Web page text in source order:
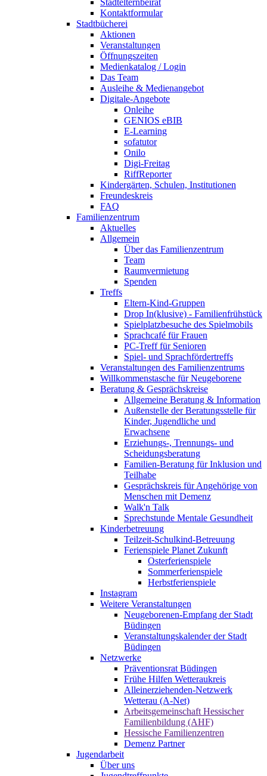
Stadtelternbeirat
Kontaktformular
Stadtbücherei
Aktionen
Veranstaltungen
Öffnungszeiten
Medienkatalog / Login
Das Team
Ausleihe & Medienangebot
Digitale-Angebote
Onleihe
GENIOS eBIB
E-Learning
sofatutor
Onilo
Digi-Freitag
RiffReporter
Kindergärten, Schulen, Institutionen
Freundeskreis
FAQ
Familienzentrum
Aktuelles
Allgemein
Über das Familienzentrum
Team
Raumvermietung
Spenden
Treffs
Eltern-Kind-Gruppen
Drop In(klusive) - Familienfrühstück
Spielplatzbesuche des Spielmobils
Sprachcafé für Frauen
PC-Treff für Senioren
Spiel- und Sprachfördertreffs
Veranstaltungen des Familienzentrums
Willkommenstasche für Neugeborene
Beratung & Gesprächskreise
Allgemeine Beratung & Information
Außenstelle der Beratungsstelle für
Kinder, Jugendliche und
Erwachsene
Erziehungs-, Trennungs- und
Scheidungsberatung
Familien-Beratung für Inklusion und
Teilhabe
Gesprächskreis für Angehörige von
Menschen mit Demenz
Walk'n Talk
Sprechstunde Mentale Gesundheit
Kinderbetreuung
Teilzeit-Schulkind-Betreuung
Ferienspiele Planet Zukunft
Osterferienspiele
Sommerferienspiele
Herbstferienspiele
Instagram
Weitere Veranstaltungen
Neugeborenen-Empfang der Stadt
Büdingen
Veranstaltungskalender der Stadt
Büdingen
Netzwerke
Präventionsrat Büdingen
Frühe Hilfen Wetteraukreis
Alleinerziehenden-Netzwerk
Wetterau (A-Net)
Arbeitsgemeinschaft Hessischer
Familienbildung (AHF)
Hessische Familienzentren
Demenz Partner
Jugendarbeit
Über uns